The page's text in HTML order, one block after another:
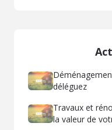
déléguez
Travaux et
la valeur de